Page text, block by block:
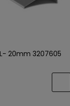
L- 20mm 3207605